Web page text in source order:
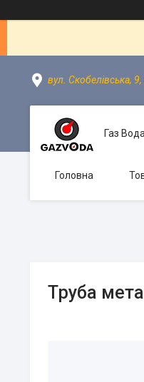
вул. Скобелівська,
Газ
Головна
Труба